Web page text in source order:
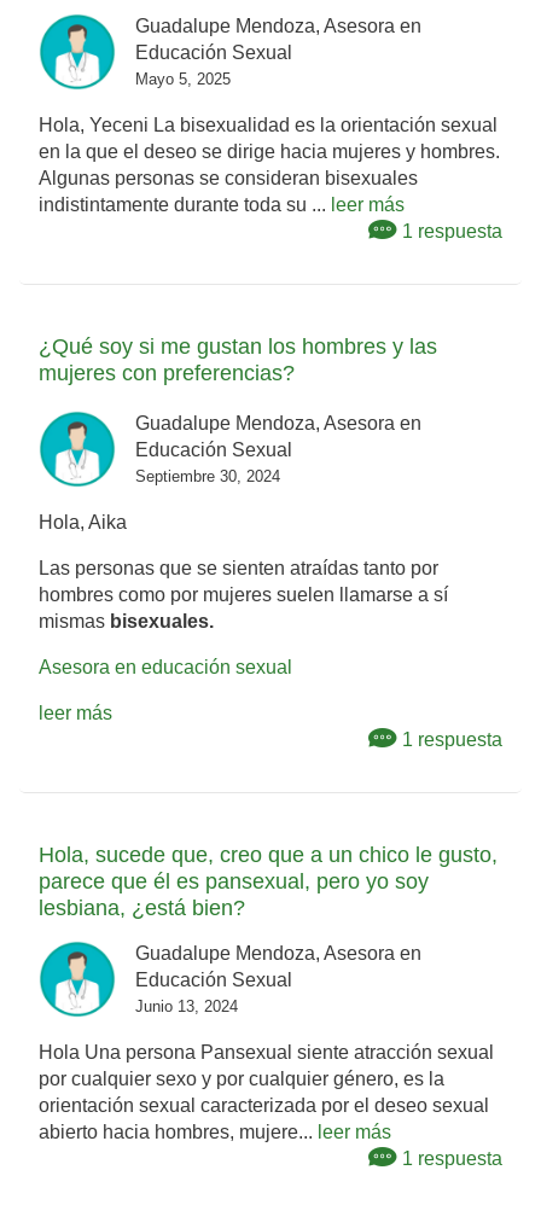
Guadalupe Mendoza, Asesora en
Educación Sexual
Mayo 5, 2025
Hola, Yeceni La bisexualidad es la orientación sexual
en la que el deseo se dirige hacia mujeres y hombres.
Algunas personas se consideran bisexuales
indistintamente durante toda su ... leer más
1 respuesta
¿Qué soy si me gustan los hombres y las
mujeres con preferencias?
Guadalupe Mendoza, Asesora en
Educación Sexual
Septiembre 30, 2024
Hola, Aika
Las personas que se sienten atraídas tanto por
hombres como por mujeres suelen llamarse a sí
mismas bisexuales.
Asesora en educación sexual
leer más
1 respuesta
Hola, sucede que, creo que a un chico le gusto,
parece que él es pansexual, pero yo soy
lesbiana, ¿está bien?
Guadalupe Mendoza, Asesora en
Educación Sexual
Junio 13, 2024
Hola Una persona Pansexual siente atracción sexual
por cualquier sexo y por cualquier género, es la
orientación sexual caracterizada por el deseo sexual
abierto hacia hombres, mujere... leer más
1 respuesta